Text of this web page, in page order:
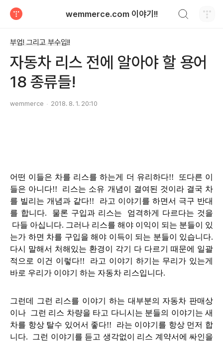
wemmerce.com 이야기!!
부업! 그리고 부수입!!
자동차 리스 전에 알아야 할 용어
18 종류들!
wemmerce 2018. 8. 1. 20:10
어떤 이들은 차를 리스를 하는게 더 유리하다!! 또다른 이
들은 아니다!! 리스는 소유 개념이 결여된 것이라 결국 차
를 빌리는 개념과 같다!! 라고 이야기를 하면서 극구 반대
를 합니다. 물론 구입과 리스는 엄격하게 다르다는 것을
다들 아십니다. 그러나 리스를 해야 이익이 되는 분들이 있
는가 하면 차를 구입을 해야 이득이 되는 분들이 있습니다.
다시 말해서 처해있는 환경이 각기 다 다르기 때문에 일괄
적으로 이건 이렇다!! 라고 이야기 하기는 무리가 있는게
바로 우리가 이야기 하는 자동차 리스입니다.
그런데 그런 리스를 이야기 하는 대부분의 자동차 판매상
이나 그런 리스 차량을 타고 다니시는 분들의 이야기는 새
차를 항상 탈수 있어서 좋다!! 라는 이야기를 항상 먼저 합
니다. 그런 이야기를 듣고 생각없이 리스 계약서에 싸인을